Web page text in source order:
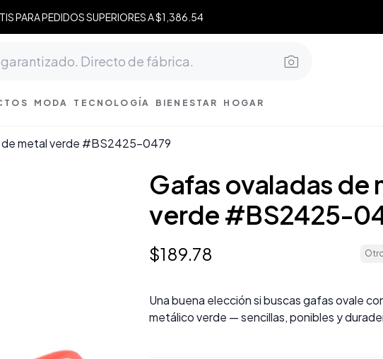
PARA PEDIDOS SUPERIORES A $1,386.54
MODA TECNOLOGÍA BIENESTAR HOGAR
de metal verde #BS2425-0479
Gafas ovaladas de
verde #BS2425-
$189.78
Una buena elección si buscas gafas ovale
metálico verde — sencillas, ponibles y